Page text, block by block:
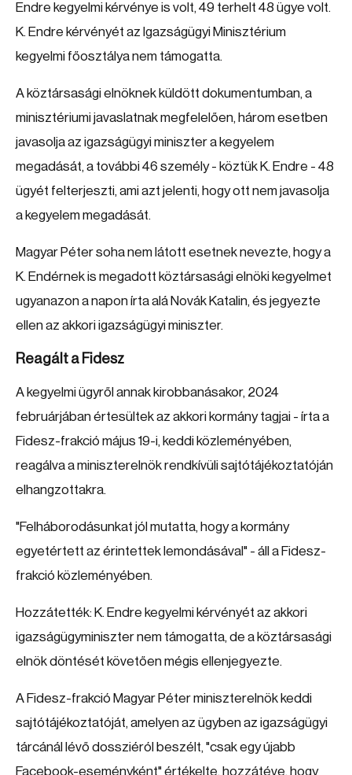
Endre kegyelmi kérvénye is volt, 49 terhelt 48 ügye volt.
K. Endre kérvényét az Igazságügyi Minisztérium
kegyelmi főosztálya nem támogatta.
A köztársasági elnöknek küldött dokumentumban, a
minisztériumi javaslatnak megfelelően, három esetben
javasolja az igazságügyi miniszter a kegyelem
megadását, a további 46 személy - köztük K. Endre - 48
ügyét felterjeszti, ami azt jelenti, hogy ott nem javasolja
a kegyelem megadását.
Magyar Péter soha nem látott esetnek nevezte, hogy a
K. Endérnek is megadott köztársasági elnöki kegyelmet
ugyanazon a napon írta alá Novák Katalin, és jegyezte
ellen az akkori igazságügyi miniszter.
Reagált a Fidesz
A kegyelmi ügyről annak kirobbanásakor, 2024
februárjában értesültek az akkori kormány tagjai - írta a
Fidesz-frakció május 19-i, keddi közleményében,
reagálva a miniszterelnök rendkívüli sajtótájékoztatóján
elhangzottakra.
"Felháborodásunkat jól mutatta, hogy a kormány
egyetértett az érintettek lemondásával" - áll a Fidesz-
frakció közleményében.
Hozzátették: K. Endre kegyelmi kérvényét az akkori
igazságügyminiszter nem támogatta, de a köztársasági
elnök döntését követően mégis ellenjegyezte.
A Fidesz-frakció Magyar Péter miniszterelnök keddi
sajtótájékoztatóját, amelyen az ügyben az igazságügyi
tárcánál lévő dossziéról beszélt, "csak egy újabb
Facebook-eseményként" értékelte, hozzátéve, hogy